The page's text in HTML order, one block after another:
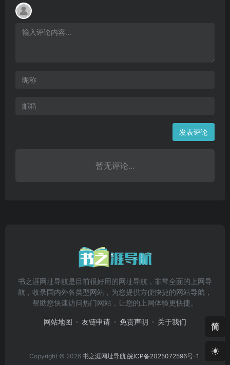
发表评论
暂无评论...
书之涯网址导航是目前很好用的网址导航，非常全面的上网导
航，收录国内外各类型网站，为您提供方便快捷的网站导航，
帮助您快速访问热门网站，让您的上网体验更快捷。
网站地图 友链申请 免责声明 关于我们
Copyright © 2026 书之涯网址导航 皖ICP备2025072596号-1
简